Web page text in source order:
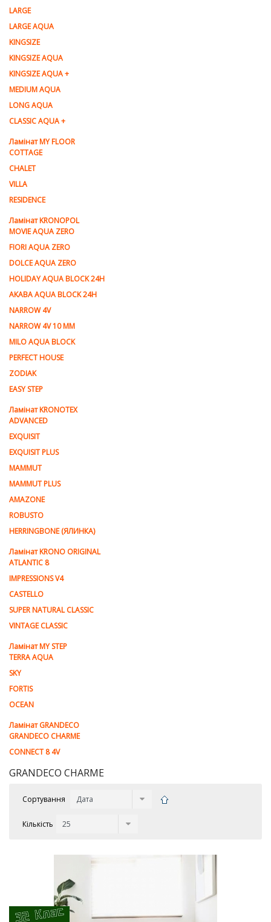
LARGE
LARGE AQUA
KINGSIZE
KINGSIZE AQUA
KINGSIZE AQUA +
MEDIUM AQUA
LONG AQUA
CLASSIC AQUA +
Ламінат MY FLOOR
COTTAGE
CHALET
VILLA
RESIDENCE
Ламiнат KRONOPOL
MOVIE AQUA ZERO
FIORI AQUA ZERO
DOLCE AQUA ZERO
HOLIDAY AQUA BLOCK 24H
AKABA AQUA BLOCK 24H
NARROW 4V
NARROW 4V 10 MM
MILO AQUA BLOCK
PERFECT HOUSE
ZODIAK
EASY STEP
Ламінат KRONOTEX
ADVANCED
EXQUISIT
EXQUISIT PLUS
MAMMUT
MAMMUT PLUS
AMAZONE
ROBUSTO
HERRINGBONE (ЯЛИНКА)
Ламiнат KRONO ORIGINAL
ATLANTIC 8
IMPRESSIONS V4
CASTELLO
SUPER NATURAL CLASSIC
VINTAGE CLASSIC
Ламінат MY STEP
TERRA AQUA
SKY
FORTIS
OCEAN
Ламінат GRANDECO
GRANDECO CHARME
CONNECT 8 4V
GRANDECO CHARME
Сортування
Кількість